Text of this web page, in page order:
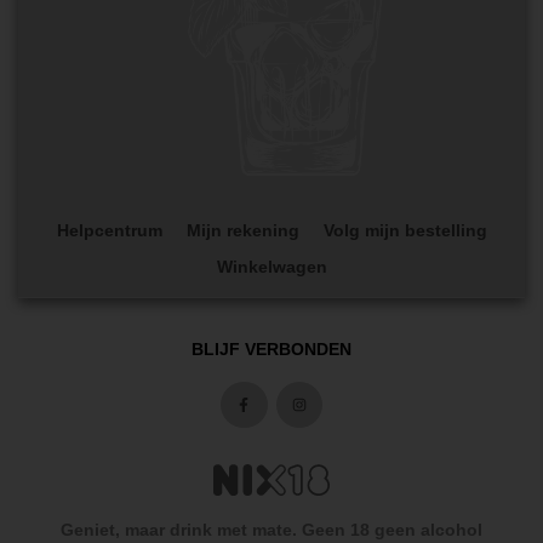
Helpcentrum Mijn rekening
Volg mijn bestelling
Winkelwagen
BLIJF VERBONDEN
Geniet, maar drink met mate. Geen 18 geen alcohol